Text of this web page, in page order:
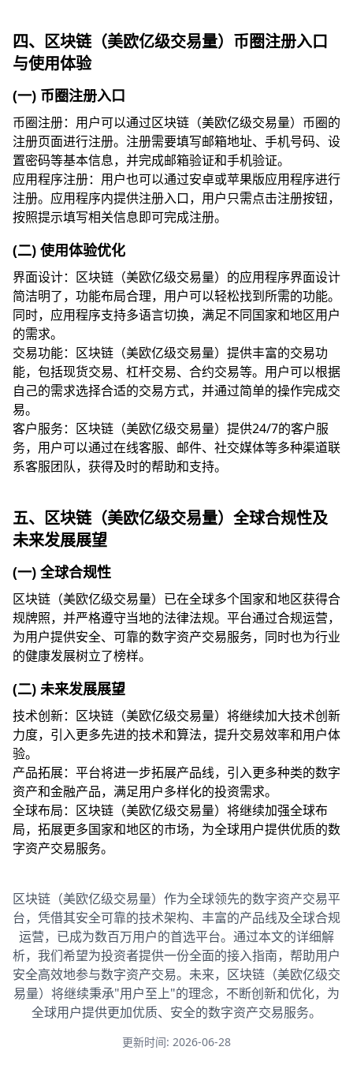
四、区块链（美欧亿级交易量）币圈注册入口
与使用体验
(一) 币圈注册入口
币圈注册：用户可以通过区块链（美欧亿级交易量）币圈的
注册页面进行注册。注册需要填写邮箱地址、手机号码、设
置密码等基本信息，并完成邮箱验证和手机验证。
应用程序注册：用户也可以通过安卓或苹果版应用程序进行
注册。应用程序内提供注册入口，用户只需点击注册按钮，
按照提示填写相关信息即可完成注册。
(二) 使用体验优化
界面设计：区块链（美欧亿级交易量）的应用程序界面设计
简洁明了，功能布局合理，用户可以轻松找到所需的功能。
同时，应用程序支持多语言切换，满足不同国家和地区用户
的需求。
交易功能：区块链（美欧亿级交易量）提供丰富的交易功
能，包括现货交易、杠杆交易、合约交易等。用户可以根据
自己的需求选择合适的交易方式，并通过简单的操作完成交
易。
客户服务：区块链（美欧亿级交易量）提供24/7的客户服
务，用户可以通过在线客服、邮件、社交媒体等多种渠道联
系客服团队，获得及时的帮助和支持。
五、区块链（美欧亿级交易量）全球合规性及
未来发展展望
(一) 全球合规性
区块链（美欧亿级交易量）已在全球多个国家和地区获得合
规牌照，并严格遵守当地的法律法规。平台通过合规运营，
为用户提供安全、可靠的数字资产交易服务，同时也为行业
的健康发展树立了榜样。
(二) 未来发展展望
技术创新：区块链（美欧亿级交易量）将继续加大技术创新
力度，引入更多先进的技术和算法，提升交易效率和用户体
验。
产品拓展：平台将进一步拓展产品线，引入更多种类的数字
资产和金融产品，满足用户多样化的投资需求。
全球布局：区块链（美欧亿级交易量）将继续加强全球布
局，拓展更多国家和地区的市场，为全球用户提供优质的数
字资产交易服务。
区块链（美欧亿级交易量）作为全球领先的数字资产交易平
台，凭借其安全可靠的技术架构、丰富的产品线及全球合规
运营，已成为数百万用户的首选平台。通过本文的详细解
析，我们希望为投资者提供一份全面的接入指南，帮助用户
安全高效地参与数字资产交易。未来，区块链（美欧亿级交
易量）将继续秉承"用户至上"的理念，不断创新和优化，为
全球用户提供更加优质、安全的数字资产交易服务。
更新时间: 2026-06-28